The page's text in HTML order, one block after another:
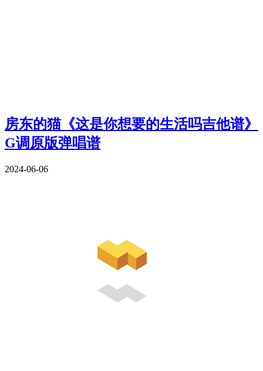
房东的猫《这是你想要的生活吗吉他谱》
G调原版弹唱谱
2024-06-06